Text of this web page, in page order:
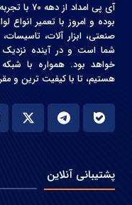
آی پی
بوده و امروز با تعمیر انواع
صنعتی، ابزار آلات،
شما است و در آینده نزدیک
خواهد بود. همواره با
هستیم، تا با کیفیت ترین و
پشتیبانی آنلاین